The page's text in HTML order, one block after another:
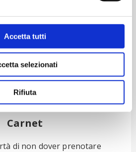
Accetta tutti
selezionati
Rifiuta
Carnet
di non dover prenotare